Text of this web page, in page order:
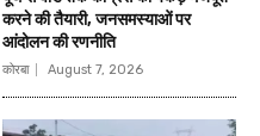
करने की तैयारी, जनसमस्याओं पर
आंदोलन की रणनीति
कोरबा August 7, 2026